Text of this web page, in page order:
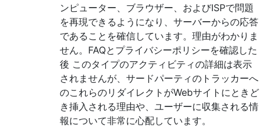
ンピューター、ブラウザー、およびISPで問題
を再現できるようになり、サーバーからの応答
であることを確信しています。理由がわかりま
せん。FAQとプライバシーポリシーを確認した
後 このタイプのアクティビティの詳細は表示
されませんが、サードパーティのトラッカーへ
のこれらのリダイレクトがWebサイトにときど
き挿入される理由や、ユーザーに収集される情
報について非常に心配しています。